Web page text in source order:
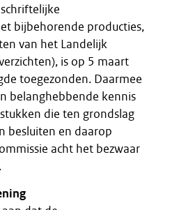
bijbehorende producties,
van het Landelijk
is op 5 maart
toegezonden. Daarmee
belanghebbende kennis
die ten grondslag
besluiten en daarop
acht het bezwaar